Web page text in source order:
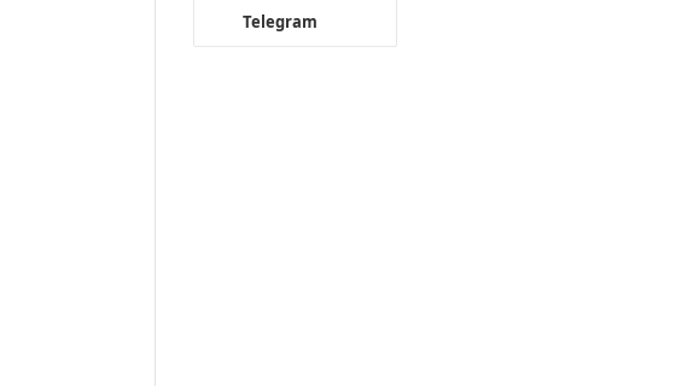
Telegram